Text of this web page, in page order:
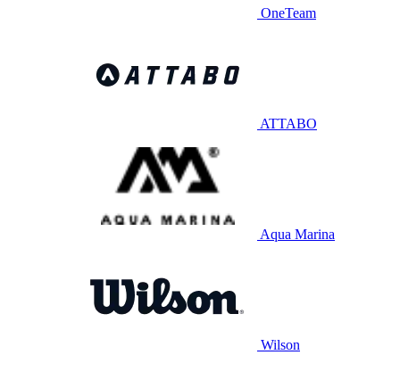
OneTeam
ATTABO
Aqua Marina
Wilson